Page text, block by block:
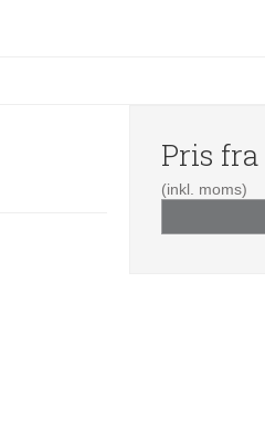
Pris fra
(inkl. moms)